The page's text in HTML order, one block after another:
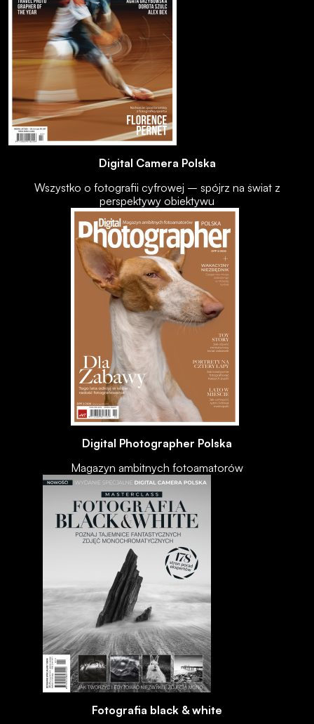
Digital Camera Polska
Wszystko o fotografii cyfrowej – spójrz na świat z
perspektywy obiektywu
Digital Photographer Polska
Magazyn ambitnych fotoamatorów
Fotografia black & white